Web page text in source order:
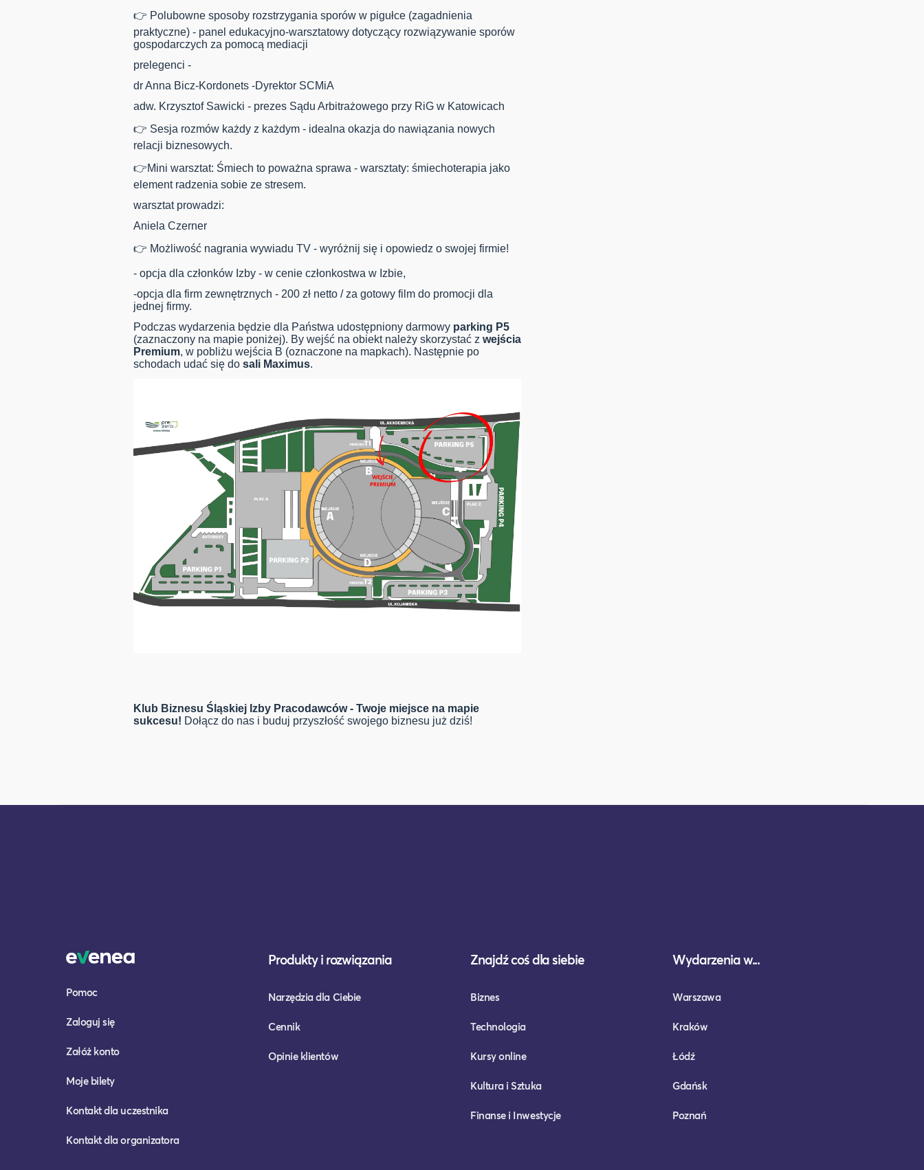
👉 Polubowne sposoby rozstrzygania sporów w pigułce (zagadnienia
praktyczne) - panel edukacyjno-warsztatowy dotyczący rozwiązywanie sporów
gospodarczych za pomocą mediacji
prelegenci -
dr Anna Bicz-Kordonets -Dyrektor SCMiA
adw. Krzysztof Sawicki - prezes Sądu Arbitrażowego przy RiG w Katowicach
👉 Sesja rozmów każdy z każdym - idealna okazja do nawiązania nowych
relacji biznesowych.
👉Mini warsztat: Śmiech to poważna sprawa - warsztaty: śmiechoterapia jako
element radzenia sobie ze stresem.
warsztat prowadzi:
Aniela Czerner
👉 Możliwość nagrania wywiadu TV - wyróżnij się i opowiedz o swojej firmie!
- opcja dla członków Izby - w cenie członkostwa w Izbie,
-opcja dla firm zewnętrznych - 200 zł netto / za gotowy film do promocji dla
jednej firmy.
Podczas wydarzenia będzie dla Państwa udostępniony darmowy parking P5
(zaznaczony na mapie poniżej). By wejść na obiekt należy skorzystać z wejścia
Premium, w pobliżu wejścia B (oznaczone na mapkach). Następnie po
schodach udać się do sali Maximus.
Klub Biznesu Śląskiej Izby Pracodawców - Twoje miejsce na mapie
sukcesu! Dołącz do nas i buduj przyszłość swojego biznesu już dziś!
Pomoc
Zaloguj się
Załóż konto
Moje bilety
Kontakt dla uczestnika
Kontakt dla organizatora
Produkty i rozwiązania
Narzędzia dla Ciebie
Cennik
Opinie klientów
Znajdź coś dla siebie
Biznes
Technologia
Kursy online
Kultura i Sztuka
Finanse i Inwestycje
Wydarzenia w...
Warszawa
Kraków
Łódź
Gdańsk
Poznań